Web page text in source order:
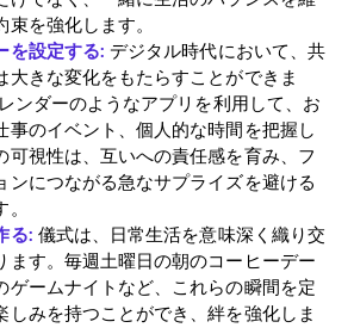
Home
Blog
Download
を強化します。
を設定する: デジタル時代において、共
大きな変化をもたらすことができま
ンダーのようなアプリを利用して、お
事のイベント、個人的な時間を把握し
可視性は、互いへの責任感を育み、フ
ンにつながる急なサプライズを避ける
る: 儀式は、日常生活を意味深く織り交
ます。毎週土曜日の朝のコーヒーデー
ゲームナイトなど、これらの瞬間を定
しみを持つことができ、絆を強化しま